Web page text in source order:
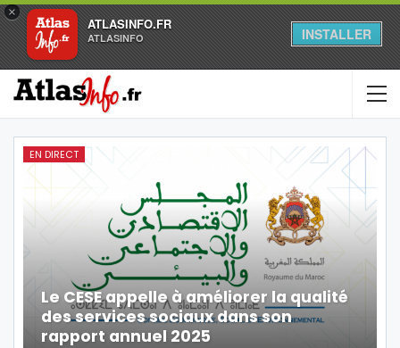
×
ATLASINFO.FR
ATLASINFO INSTALLER
EN DIRECT
Le CESE appelle à améliorer la qualité
des services sociaux dans son
rapport annuel 2025